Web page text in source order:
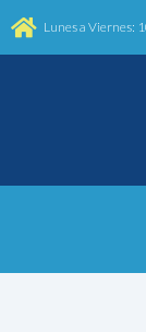
Lunes a Viernes: